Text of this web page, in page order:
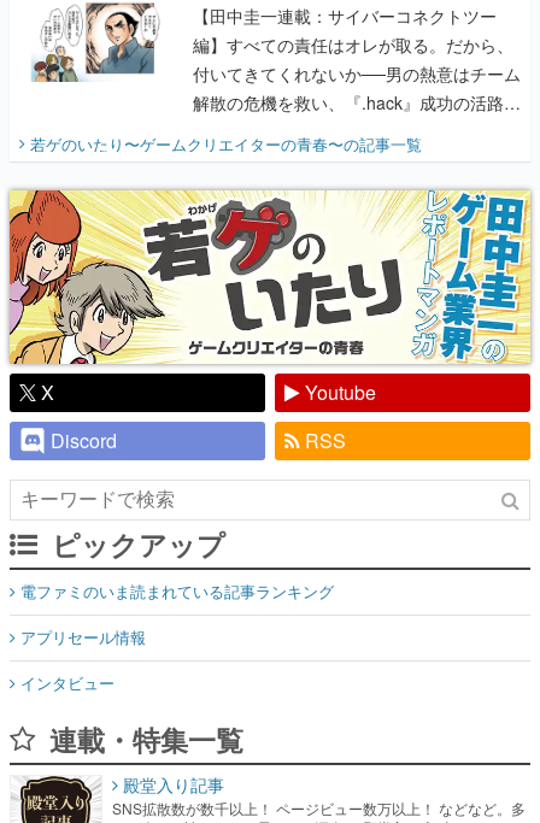
【田中圭一連載：サイバーコネクトツー
編】すべての責任はオレが取る。だから、
付いてきてくれないか──男の熱意はチーム
解散の危機を救い、『.hack』成功の活路を
開く。業界の快男児・松山 洋に流れる血は
『少年ジャンプ』色だった【若ゲのいた
り】
若ゲのいたり〜ゲームクリエイターの青春〜の記事一覧
X
Youtube
Discord
RSS
ピックアップ
電ファミのいま読まれている記事ランキング
アプリセール情報
インタビュー
連載・特集一覧
殿堂入り記事
SNS拡散数が数千以上！ ページビュー数万以上！ などなど。多